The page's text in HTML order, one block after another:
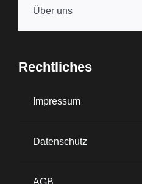
Über uns
Rechtliches
Impressum
Datenschutz
AGB